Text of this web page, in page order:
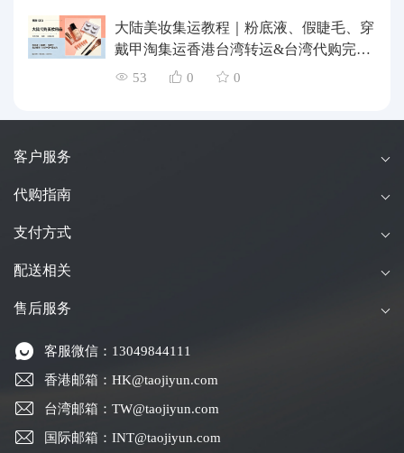
大陆美妆集运教程｜粉底液、假睫毛、穿
戴甲淘集运香港台湾转运&台湾代购完整
指南
53 0 0
客户服务
代购指南
支付方式
配送相关
售后服务
客服微信：13049844111
香港邮箱：HK@taojiyun.com
台湾邮箱：TW@taojiyun.com
国际邮箱：INT@taojiyun.com